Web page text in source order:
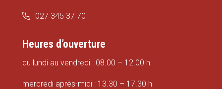
027 345 37 70
Heures d’ouverture
du lundi au vendredi : 08.00 – 12.00 h
mercredi après-midi : 13.30 – 17.30 h